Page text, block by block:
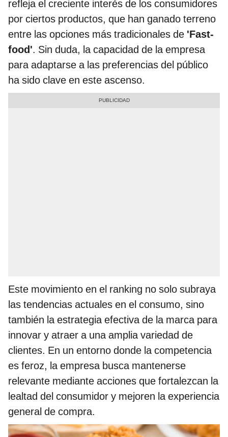
refleja el creciente interés de los consumidores
por ciertos productos, que han ganado terreno
entre las opciones más tradicionales de 'Fast-
food'. Sin duda, la capacidad de la empresa
para adaptarse a las preferencias del público
ha sido clave en este ascenso.
Este movimiento en el ranking no solo subraya
las tendencias actuales en el consumo, sino
también la estrategia efectiva de la marca para
innovar y atraer a una amplia variedad de
clientes. En un entorno donde la competencia
es feroz, la empresa busca mantenerse
relevante mediante acciones que fortalezcan la
lealtad del consumidor y mejoren la experiencia
general de compra.